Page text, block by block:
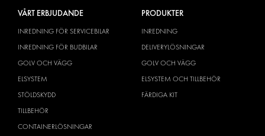
VÅRT ERBJUDANDE
INREDNING FÖR SERVICEBILAR
INREDNING FÖR BUDBILAR
GOLV OCH VÄGG
ELSYSTEM
STÖLDSKYDD
TILLBEHÖR
CONTAINERLÖSNINGAR
PRODUKTER
INREDNING
DELIVERYLÖSNINGAR
GOLV OCH VÄGG
ELSYSTEM OCH TILLBEHÖR
FÄRDIGA KIT